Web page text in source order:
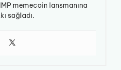
memecoin lansmanına
sağladı.